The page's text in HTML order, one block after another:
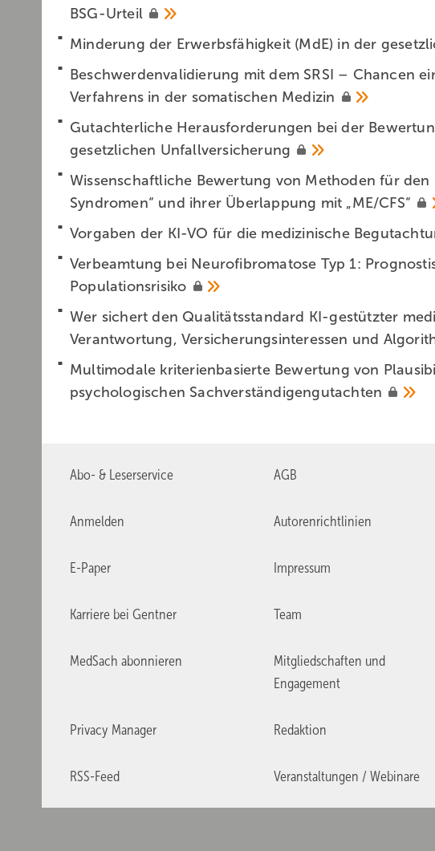
BSG-Urteil
Minderung der Erwerbsfähigkeit (MdE) in der
Beschwerdenvalidierung mit dem SRSI – Chancen
Verfahrens in der somatischen Medizin
Gutachterliche Herausforderungen bei der
gesetzlichen Unfall­versicherung
Wissenschaftliche Bewertung von Methoden für
Syndromen“ und ihrer Überlappung mit „ME/CFS“
Vorgaben der KI-VO für die medizinische
Verbeamtung bei Neurofibromatose Typ 1:
Populationsrisiko
Wer sichert den Qualitätsstandard KI-gestützter
Verant­wortung, Versicherungsinteressen und
Multimodale kriterienbasierte Bewertung von
psychologischen Sachverständigengutachten
Abo- & Leserservice AGB
Anmelden Autorenrichtlinien
E-Paper Impressum
Karriere bei Gentner Team
MedSach abonnieren
Mitgliedschaften und
Engagement
Privacy Manager Redaktion
RSS-Feed Veranstaltungen / Webinare